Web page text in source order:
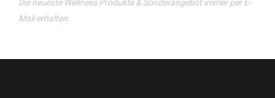
Die neueste Wellness Produkte & Sonderangebot immer per E-
Mail erhalten.